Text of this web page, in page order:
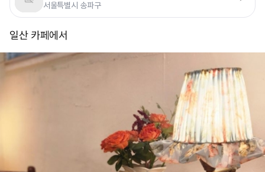
서울특별시 송파구
일산 카페에서